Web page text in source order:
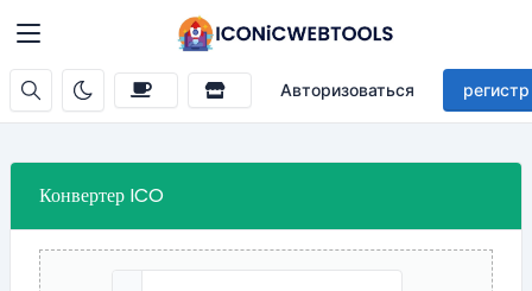
Авторизоваться регистр
Конвертер ICO